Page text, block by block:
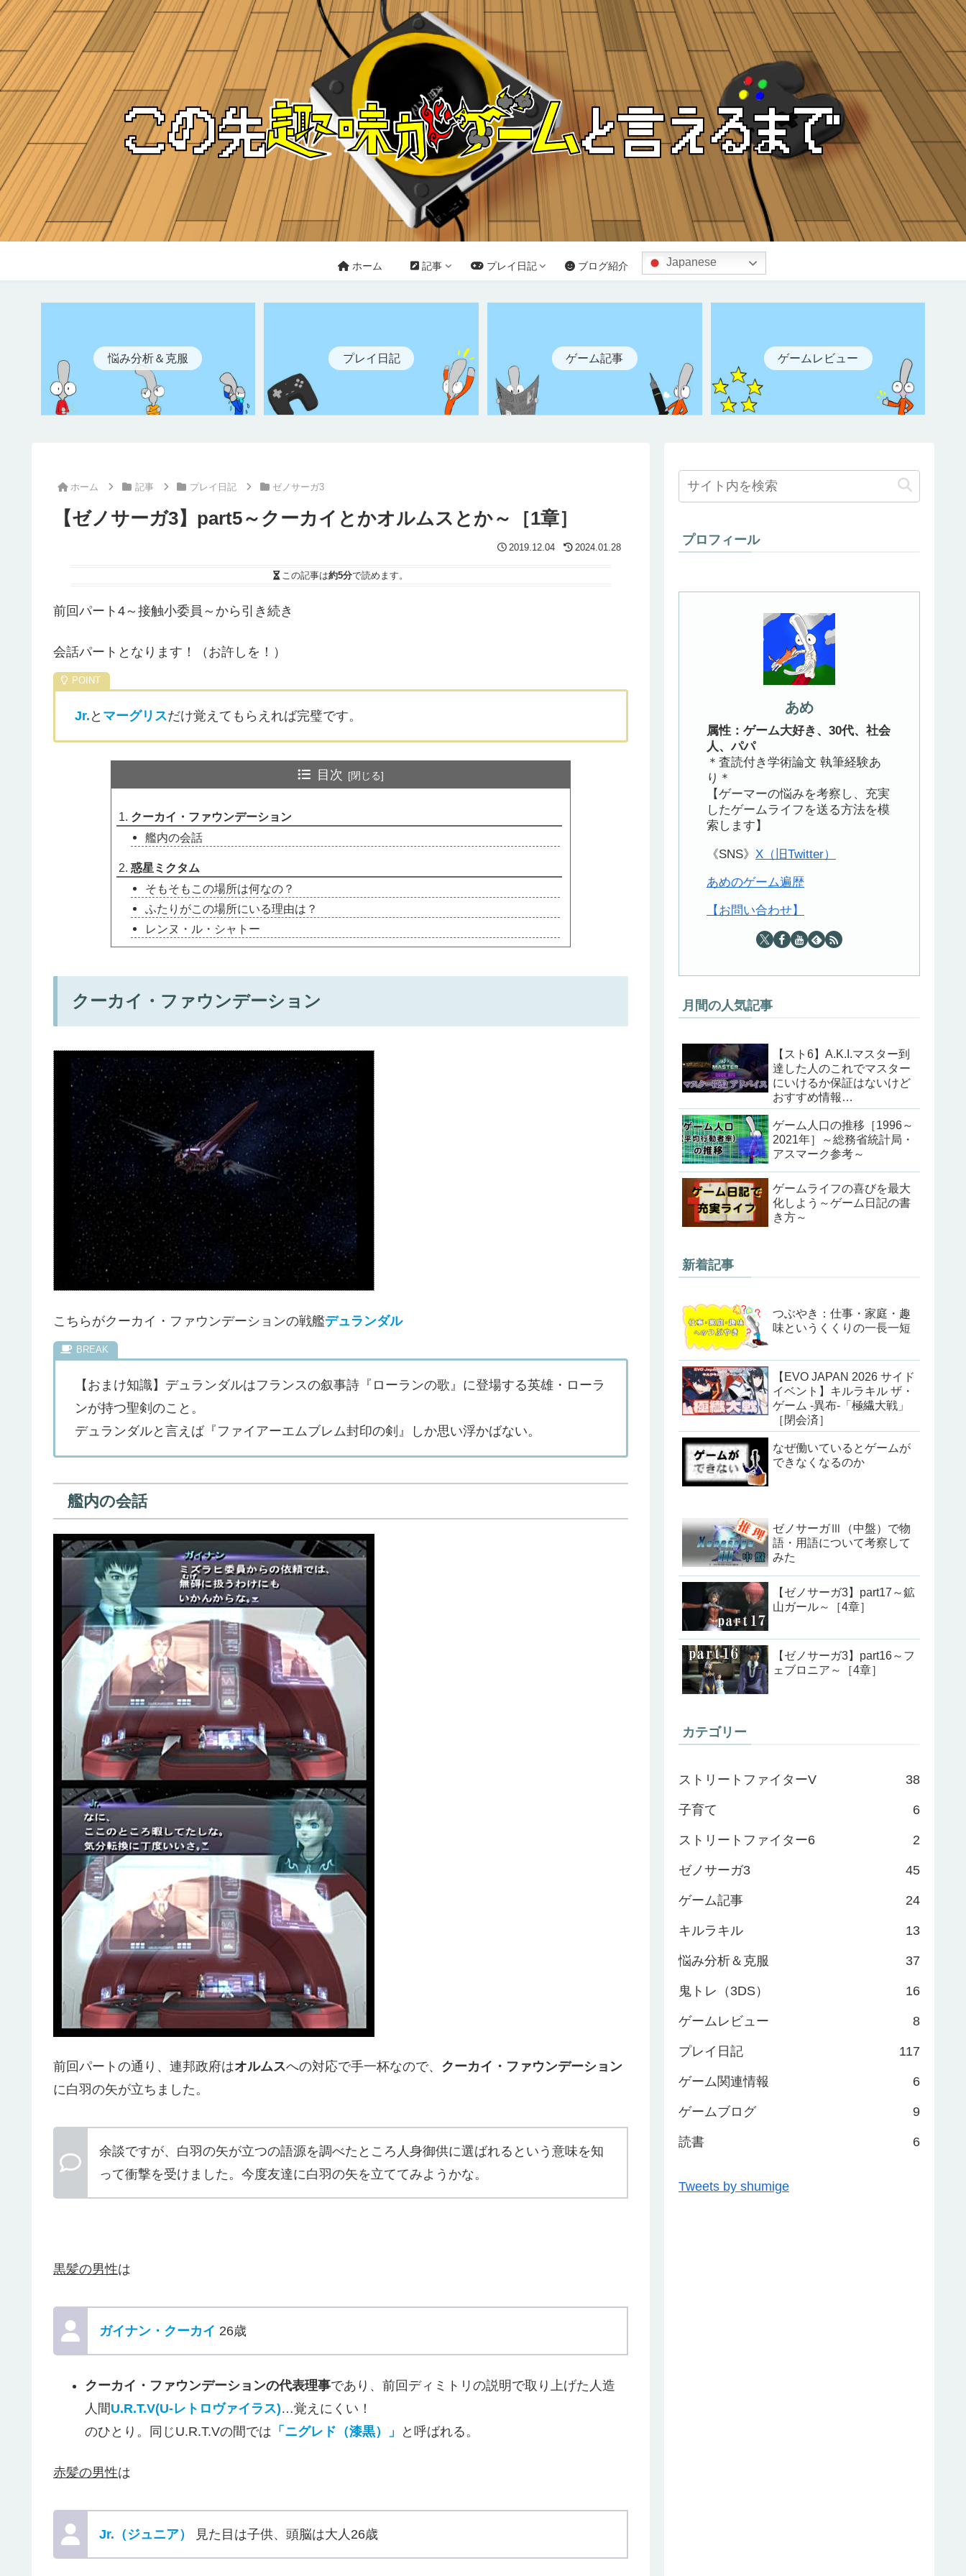
ホーム 記事 プレイ日記 ブログ紹介 Japanese
悩み分析＆克服 プレイ日記 ゲーム記事 ゲームレビュー
ホーム 記事 プレイ日記 ゼノサーガ3
【ゼノサーガ3】part5～クーカイとかオルムスとか～［1章］
2019.12.04 2024.01.28
この記事は約5分で読めます。
前回パート4～接触小委員～から引き続き
会話パートとなります！（お許しを！）
Jr. と マーグリスだけ覚えてもらえれば完璧です。
目次
クーカイ・ファウンデーション
艦内の会話
惑星ミクタム
そもそもこの場所は何なの？
ふたりがこの場所にいる理由は？
レンヌ・ル・シャトー
クーカイ・ファウンデーション
こちらがクーカイ・ファウンデーションの戦艦デュランダル
【おまけ知識】デュランダルはフランスの叙事詩『ローランの歌』に登場する英雄・ローラ
ンが持つ聖剣のこと。
デュランダルと言えば『ファイアーエムブレム封印の剣』しか思い浮かばない。
艦内の会話
前回パートの通り、連邦政府はオルムスへの対応で手一杯なので、 クーカイ・ファウンデーション
に白羽の矢が立ちました。
余談ですが、白羽の矢が立つの語源を調べたところ人身御供に選ばれるという意味を知
って衝撃を受けました。今度友達に白羽の矢を立ててみようかな。
黒髪の男性は
ガイナン・クーカイ 26歳
クーカイ・ファウンデーションの代表理事であり、前回ディミトリの説明で取り上げた人造
人間U.R.T.V(U-レトロヴァイラス)…覚えにくい！
のひとり。同じU.R.T.Vの間では 「ニグレド（漆黒）」 と呼ばれる。
赤髪の男性は
Jr.（ジュニア） 見た目は子供、頭脳は大人26歳
プロフィール
あめ
属性：ゲーム大好き、30代、社会
人、パパ
＊査読付き学術論文 執筆経験あ
り＊
【ゲーマーの悩みを考察し、充実
したゲームライフを送る方法を模
索します】
《SNS》 X（旧Twitter）
あめのゲーム遍歴
【お問い合わせ】
月間の人気記事
【スト6】A.K.I.マスター到
達した人のこれでマスター
にいけるか保証はないけど
おすすめ情報
（202405ver）
ゲーム人口の推移［1996～
2021年］～総務省統計局・
アスマーク参考～
ゲームライフの喜びを最大
化しよう～ゲーム日記の書
き方～
新着記事
つぶやき：仕事・家庭・趣
味というくくりの一長一短
【EVO JAPAN 2026 サイド
イベント】キルラキル ザ・
ゲーム -異布-「極繊大戦」
［閉会済］
なぜ働いているとゲームが
できなくなるのか
ゼノサーガⅢ（中盤）で物
語・用語について考察して
みた
【ゼノサーガ3】part17～鉱
山ガール～［4章］
【ゼノサーガ3】part16～フ
ェブロニア～［4章］
カテゴリー
ストリートファイターV 38
子育て 6
ストリートファイター6 2
ゼノサーガ3 45
ゲーム記事 24
キルラキル 13
悩み分析＆克服 37
鬼トレ（3DS） 16
ゲームレビュー 8
プレイ日記 117
ゲーム関連情報 6
ゲームブログ 9
読書 6
Tweets by shumige